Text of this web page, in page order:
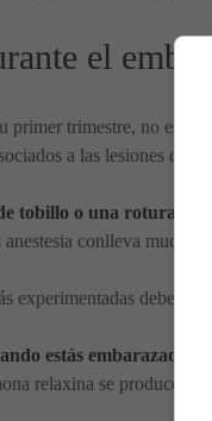
el
primer trimestre, no es
a las lesiones
tobillo o una rotura
conlleva muchos
experimentadas deben
estás embarazada
relaxina se produce